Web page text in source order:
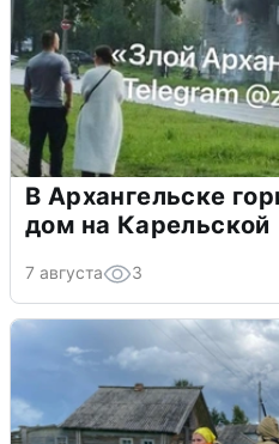
В Архангельске
дом на Карельской
7 августа 3